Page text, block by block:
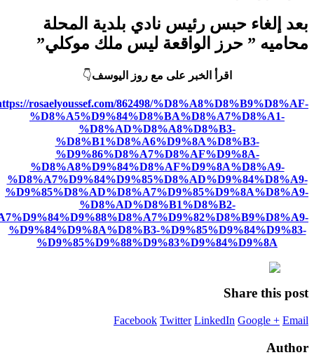
بعد إلغاء حبس رئيس نادي بلدية المحلة
محاميه ” حرز الواقعة ليس ملك موكلي”
اقرأ الخبر على مع روز اليوسف👇
rosaelyoussef.com/862498/%D8%A8%D8%B9%D8%AF-
%D8%A5%D9%84%D8%BA%D8%A7%D8%A1-
%D8%AD%D8%A8%D8%B3-
%D8%B1%D8%A6%D9%8A%D8%B3-
%D9%86%D8%A7%D8%AF%D9%8A-
%D8%A8%D9%84%D8%AF%D9%8A%D8%A9-
%D8%A7%D9%84%D9%85%D8%AD%D9%84%D8%A9-
%D9%85%D8%AD%D8%A7%D9%85%D9%8A%D8%A9-
%D8%AD%D8%B1%D8%B2-
%D9%84%D9%8A%D8%B3-%D9%85%D9%84%D9%83-
%D9%85%D9%88%D9%83%D9%84%D9%8A
Share this post
Facebook Twitter LinkedIn Google + Email
Author